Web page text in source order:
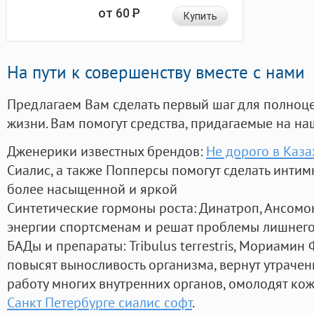
от 60Р Купить
На пути к совершенству вместе с нами
Предлагаем Вам сделать первый шаг для
жизни. Вам помогут средства, придагаемые на
Дженерики известных брендов: Не дорого в
Сиалис, а также Попперсы помогут сделать
более насыщенной и яркой
Синтетические гормоны роста: Динатроп,
энергии спортсменам и решат проблемы
БАДы и препараты:Tribulus terrestris, Мориамин
повысят выносливость организма, вернут
работу многих внутренних органов, омолодят
Санкт Петербурге сиалис софт.